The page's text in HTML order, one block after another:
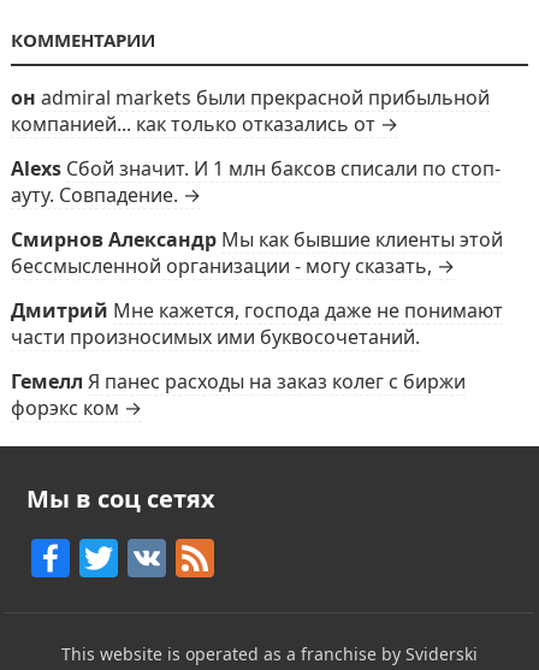
КОММЕНТАРИИ
он admiral markets были прекрасной прибыльной
компанией... как только отказались от →
Alexs Сбой значит. И 1 млн баксов списали по стоп-
ауту. Совпадение. →
Смирнов Александр Мы как бывшие клиенты этой
бессмысленной организации - могу сказать, →
Дмитрий Мне кажется, господа даже не понимают
части произносимых ими буквосочетаний.
Гемелл Я панес расходы на заказ колег с биржи
форэкс ком →
Мы в соц сетях
F
a
c
T
w
itt
V
K
F
This website is operated as a franchise by Sviderski